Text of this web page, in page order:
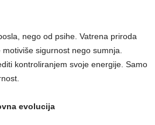
nego od psihe. Vatrena priroda
sigurnost nego sumnja.
kontroliranjem svoje energije. Samo
evolucija